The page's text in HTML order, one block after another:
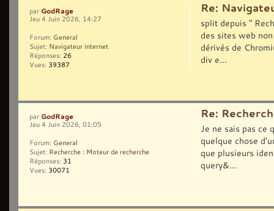
Re:
split depuis "
des sites web
dérivés de
div e...
par GodRage
Jeu 4 Juin 2026, 14:27
Forum: General
Sujet: Navigateur internet
Réponses: 26
Vues: 39387
Re:
Je ne sais pas
quelque chose
que plusieurs
query&...
par GodRage
Jeu 4 Juin 2026, 01:05
Forum: General
Sujet: Recherche : Moteur de recherche
Réponses: 31
Vues: 30071